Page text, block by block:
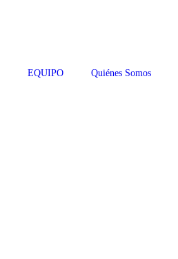
EQUIPO Quiénes Somos